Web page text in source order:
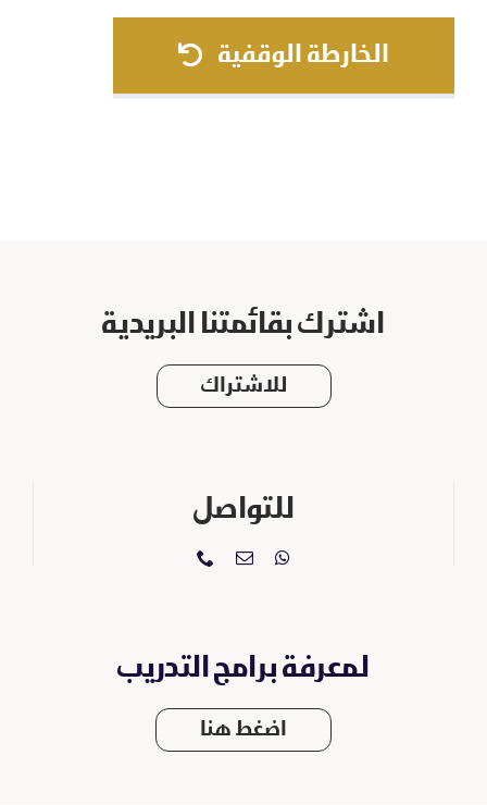
الخارطة الوقفية
اشترك بقائمتنا البريدية
للاشتراك
للتواصل
لمعرفة برامج التدريب
اضغط هنا